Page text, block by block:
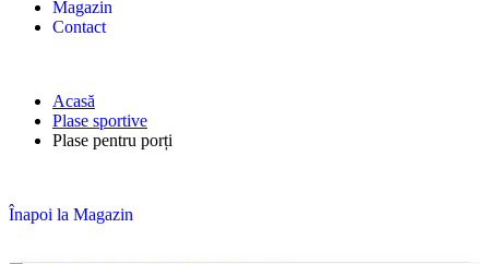
Magazin
Contact
Acasă
Plase sportive
Plase pentru porți
Înapoi la Magazin